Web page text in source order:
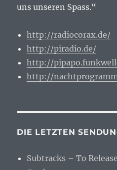
uns unseren Spass.“
http://radiocorax.de/
http://piradio.de/
http://
http://
DIE LETZTEN
Subtracks – To